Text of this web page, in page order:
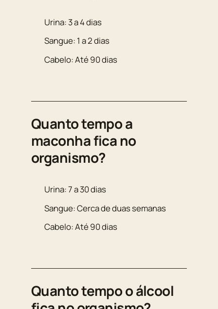
Urina: 3 a 4 dias
Sangue: 1 a 2 dias
Cabelo: Até 90 dias
Quanto tempo a
maconha fica no
organismo?
Urina: 7 a 30 dias
Sangue: Cerca de duas semanas
Cabelo: Até 90 dias
Quanto tempo o álcool